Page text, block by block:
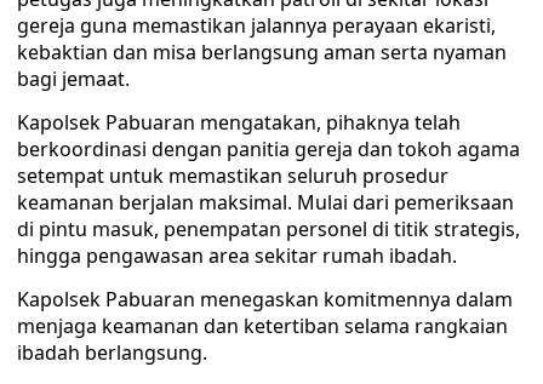
gereja guna memastikan jalannya perayaan ekaristi,
kebaktian dan misa berlangsung aman serta nyaman
bagi jemaat.
Kapolsek Pabuaran mengatakan, pihaknya telah
berkoordinasi dengan panitia gereja dan tokoh agama
setempat untuk memastikan seluruh prosedur
keamanan berjalan maksimal. Mulai dari pemeriksaan
di pintu masuk, penempatan personel di titik strategis,
hingga pengawasan area sekitar rumah ibadah.
Kapolsek Pabuaran menegaskan komitmennya dalam
menjaga keamanan dan ketertiban selama rangkaian
ibadah berlangsung.